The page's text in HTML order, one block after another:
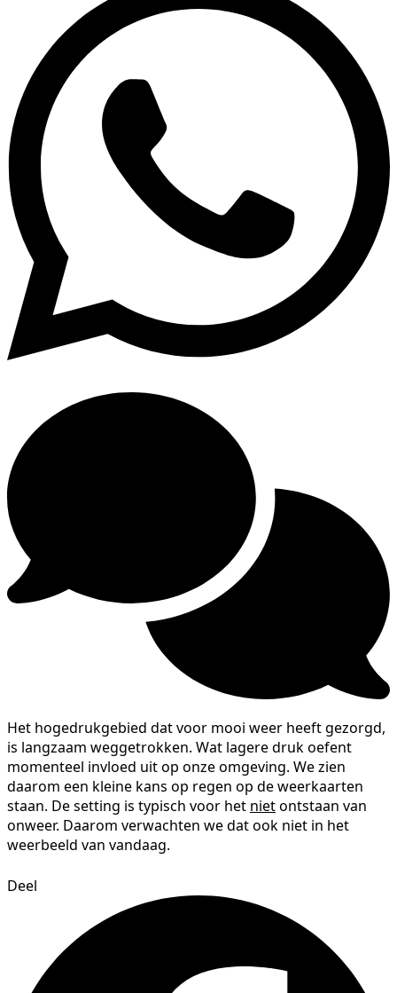
Het hogedrukgebied dat voor mooi weer heeft gezorgd,
is langzaam weggetrokken. Wat lagere druk oefent
momenteel invloed uit op onze omgeving. We zien
daarom een kleine kans op regen op de weerkaarten
staan. De setting is typisch voor het nietontstaan van
onweer. Daarom verwachten we dat ook niet in het
weerbeeld van vandaag.
Deel